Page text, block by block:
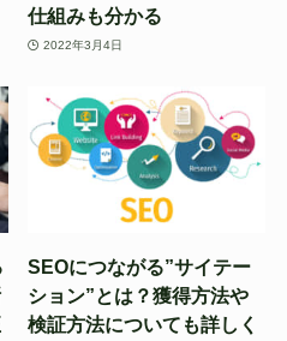
仕組みも分かる
2022年3月4日
SEOにつながる”サイテー
ション”とは？獲得方法や
検証方法についても詳しく